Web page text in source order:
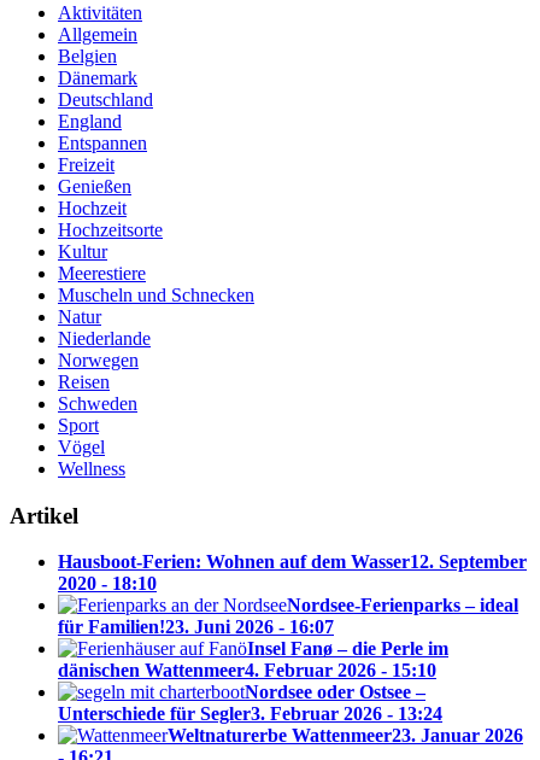
Aktivitäten
Allgemein
Belgien
Dänemark
Deutschland
England
Entspannen
Freizeit
Genießen
Hochzeit
Hochzeitsorte
Kultur
Meerestiere
Muscheln und Schnecken
Natur
Niederlande
Norwegen
Reisen
Schweden
Sport
Vögel
Wellness
Artikel
Hausboot-Ferien: Wohnen auf dem Wasser12. September
2020 - 18:10
Nordsee-Ferienparks – ideal
für Familien!23. Juni 2026 - 16:07
Insel Fanø – die Perle im
dänischen Wattenmeer4. Februar 2026 - 15:10
Nordsee oder Ostsee –
Unterschiede für Segler3. Februar 2026 - 13:24
Weltnaturerbe Wattenmeer23. Januar 2026